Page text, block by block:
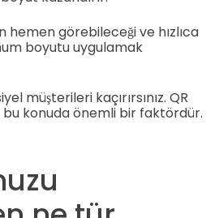
hemen görebileceği ve hızlıca
boyutu uygulamak
müşterileri kaçırırsınız. QR
bu konuda önemli bir faktördür.